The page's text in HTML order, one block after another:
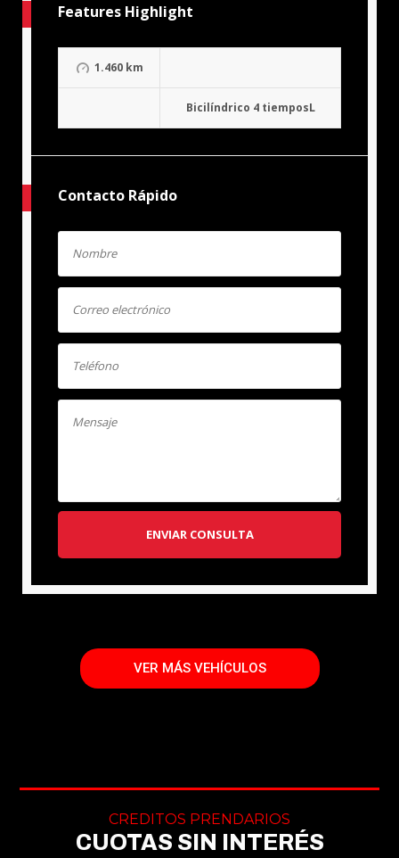
Features Highlight
1.460 km
Bicilíndrico 4 tiemposL
Contacto Rápido
ENVIAR CONSULTA
VER MÁS VEHÍCULOS
CREDITOS PRENDARIOS
CUOTAS SIN INTERÉS